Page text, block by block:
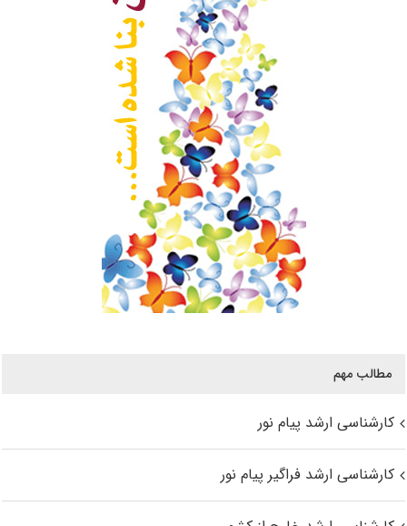
مطالب مهم
کارشناسی ارشد پیام نور
کارشناسی ارشد فراگیر پیام نور